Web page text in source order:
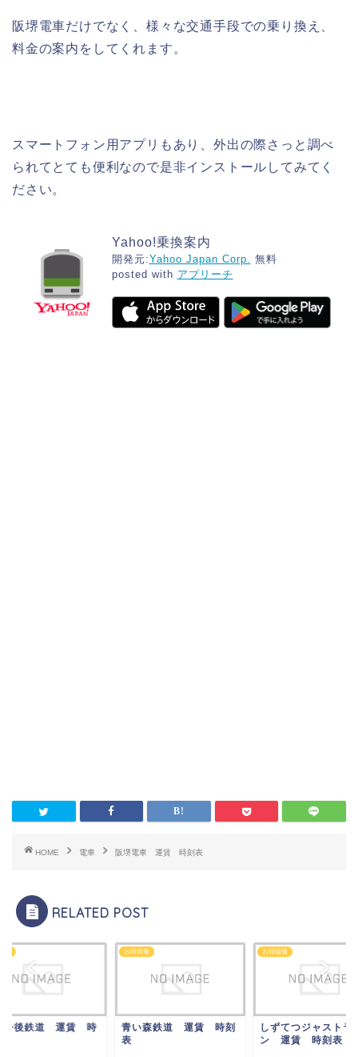
阪堺電車だけでなく、様々な交通手段での乗り換え、
料金の案内をしてくれます。
スマートフォン用アプリもあり、外出の際さっと調べ
られてとても便利なので是非インストールしてみてく
ださい。
Yahoo!乗換案内
開発元:Yahoo Japan Corp.
無料
posted with アプリーチ
HOME 電車 阪堺電車 運賃 時刻表
RELATED POST
丹後鉄道 運賃 時
お得情報
青い森鉄道 運賃 時刻
表
お得情報
しずてつジャストラ
ン 運賃 時刻表